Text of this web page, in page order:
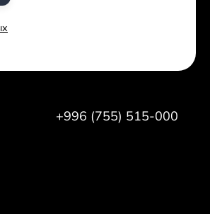
+996 (755) 515-000